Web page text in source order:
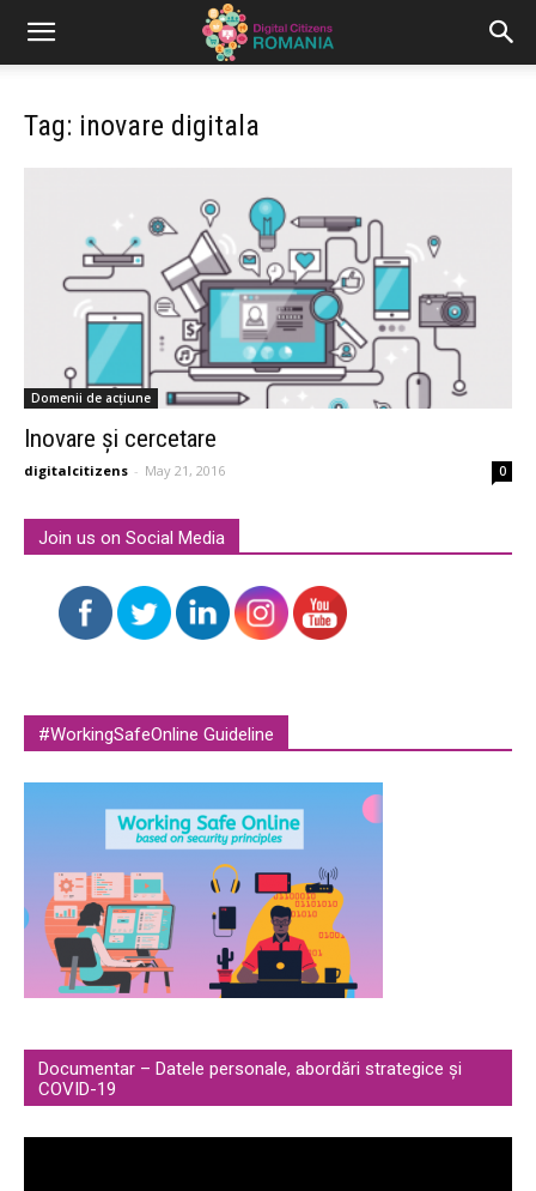
Tag: inovare digitala
Domenii de acțiune
Inovare și cercetare
digitalcitizens - May 21, 2016 0
Join us on Social Media
#WorkingSafeOnline Guideline
Documentar – Datele personale, abordări strategice și
COVID-19